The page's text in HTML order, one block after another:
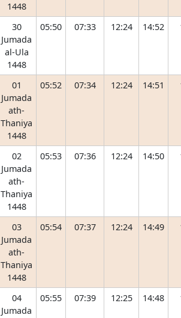
1448
30
Jumada
al-Ula
1448
05:50 07:33 12:24 14:52
01
Jumada
ath-
Thaniya
1448
05:52 07:34 12:24 14:51
02
Jumada
ath-
Thaniya
1448
05:53 07:36 12:24 14:50
03
Jumada
ath-
Thaniya
1448
05:54 07:37 12:24 14:49
04
Jumada
05:55 07:39 12:25 14:48